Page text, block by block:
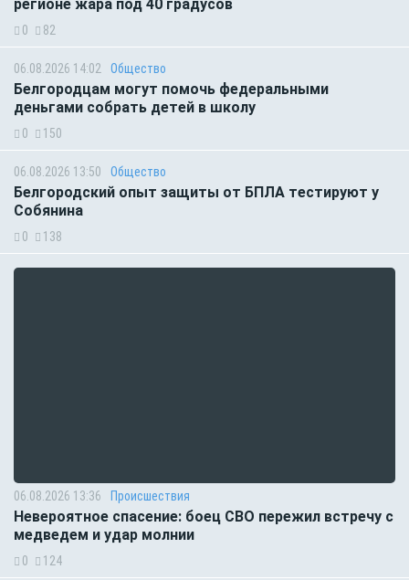
регионе жара под 40 градусов
0 82
06.08.2026 14:02 Общество
Белгородцам могут помочь федеральными
деньгами собрать детей в школу
0 150
06.08.2026 13:50 Общество
Белгородский опыт защиты от БПЛА тестируют у
Собянина
0 138
06.08.2026 13:36 Происшествия
Невероятное спасение: боец СВО пережил встречу с
медведем и удар молнии
0 124